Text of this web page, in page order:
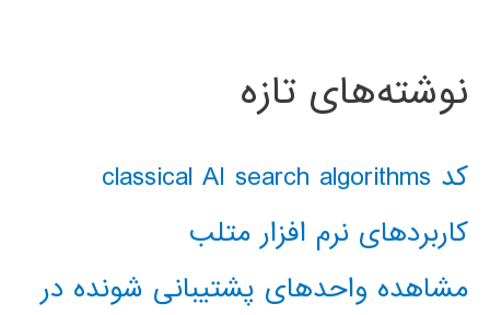
نوشته‌های تازه
کد classical AI search algorithms
کاربردهای نرم افزار متلب
مشاهده واحدهای پشتیبانی شونده در